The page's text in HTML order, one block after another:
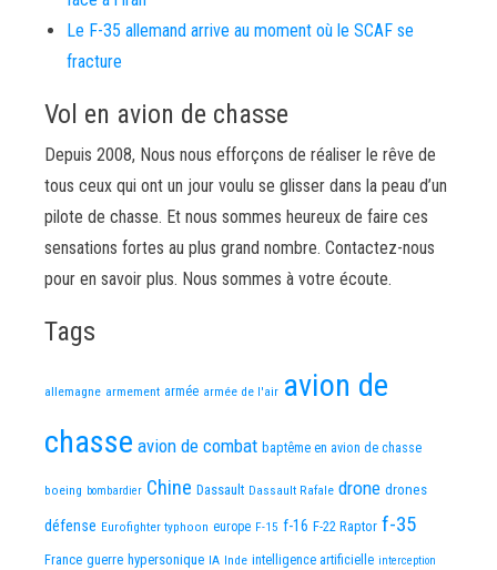
Le F-35 allemand arrive au moment où le SCAF se
fracture
Vol en avion de chasse
Depuis 2008, Nous nous efforçons de réaliser le rêve de
tous ceux qui ont un jour voulu se glisser dans la peau d’un
pilote de chasse. Et nous sommes heureux de faire ces
sensations fortes au plus grand nombre. Contactez-nous
pour en savoir plus. Nous sommes à votre écoute.
Tags
allemagne armement armée armée de l'air avion de
chasse avion de combat baptême en avion de chasse
boeing bombardier Chine Dassault Dassault Rafale drone drones
défense Eurofighter typhoon europe F-15 f-16 F-22 Raptor f-35
France guerre hypersonique IA Inde intelligence artificielle interception